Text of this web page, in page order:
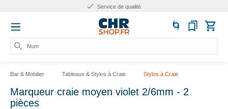
Service de qualité
Numé
Bar & Mobilier Tableaux & Stylos à Craie Stylos à Craie
Marqueur craie moyen violet 2/6mm - 2
pièces